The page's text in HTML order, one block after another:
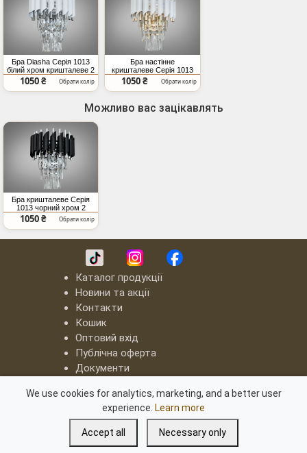
Бра Diasha Серія 1013
білий хром кришталеве 2
лампи E14
1050 ₴ Обрати колір
Бра настінне
кришталеве Серія 1013
білий золото 2 лампи
1050 ₴ Обрати колір
Можливо вас зацікавлять
Бра кришталеве Серія
1013 чорний хром 2
лампи E14 сучасний
дизайн
1050 ₴ Обрати колір
Каталог продукції
Новини та акції
Контакти
Кошик
Оптовий вхід
Публічна оферта
Документи
Серія "8060"
Серія "8022"
Світлодіодні люстри з димером
Освітлення для блекаута
We use cookies for analytics, marketing, and a better user
experience. Learn more
Accept all Necessary only